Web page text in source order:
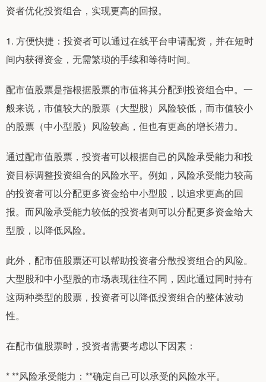
资者优化投资组合，实现更高的回报。
1. 方便快捷：投资者可以通过在线平台申请配资，并在短时
间内获得资金，无需繁琐的手续和等待时间。
配市值股票是指根据股票的市值将其分配到投资组合中。一
般来说，市值较大的股票（大型股）风险较低，而市值较小
的股票（中小型股）风险较高，但也有更高的增长潜力。
通过配市值股票，投资者可以根据自己的风险承受能力和投
资目标调整投资组合的风险水平。例如，风险承受能力较高
的投资者可以分配更多资金给中小型股，以追求更高的回
报。而风险承受能力较低的投资者则可以分配更多资金给大
型股，以降低风险。
此外，配市值股票还可以帮助投资者分散投资组合的风险。
大型股和中小型股的市场表现往往不同，因此通过同时持有
这两种类型的股票，投资者可以降低投资组合的整体波动
性。
在配市值股票时，投资者需要考虑以下因素：
* **风险承受能力：**确定自己可以承受的风险水平。